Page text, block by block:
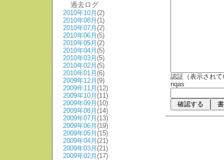
過去ログ
2010年10月 (2)
2010年08月 (1)
2010年07月 (2)
2010年06月 (5)
2010年05月 (2)
2010年04月 (5)
2010年03月 (5)
2010年02月 (5)
2010年01月 (6)
2009年12月 (9)
2009年11月 (12)
2009年10月 (11)
2009年09月 (10)
2009年08月 (14)
2009年07月 (13)
2009年06月 (19)
2009年05月 (15)
2009年04月 (21)
2009年03月 (21)
2009年02月 (17)
認証（表示され
nqas